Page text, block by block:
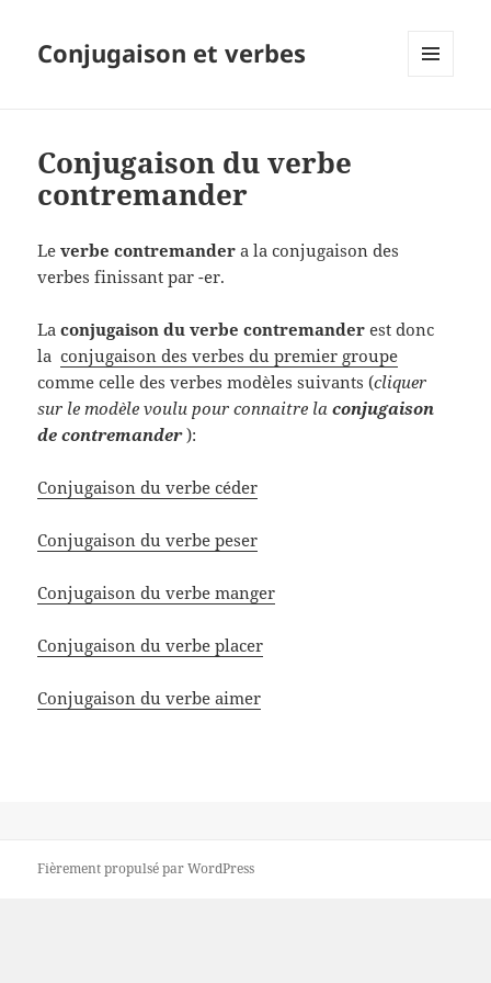
Conjugaison et verbes
Conjugaison du verbe
contremander
Leverbe contremander a la conjugaison des
verbes finissant par -er.
Laconjugaison du verbe contremander est donc
laconjugaison des verbes du premier groupe
comme celle des verbes modèles suivants (cliquer
sur le modèle voulu pour connaitre laconjugaison
de contremander):
Conjugaison du verbe céder
Conjugaison du verbe peser
Conjugaison du verbe manger
Conjugaison du verbe placer
Conjugaison du verbe aimer
Fièrement propulsé par WordPress